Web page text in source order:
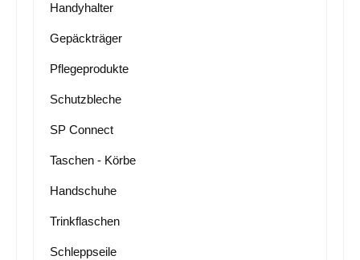
Handyhalter
Gepäckträger
Pflegeprodukte
Schutzbleche
SP Connect
Taschen - Körbe
Handschuhe
Trinkflaschen
Schleppseile